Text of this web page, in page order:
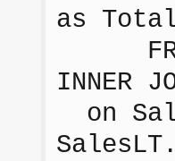
as
INNER
on